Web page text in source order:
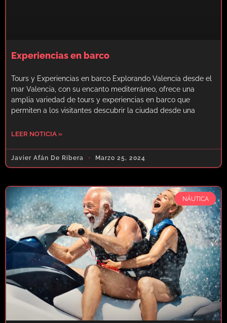
Experiencias en barco
Tours y Experiencias en barco Explorando Valencia desde el
mar Valencia, con su encanto mediterráneo, ofrece una
amplia variedad de tours y experiencias en barco que
permiten a los visitantes descubrir la ciudad desde una
LEER NOTICIA »
Javier Afán De Ribera Marzo 25, 2024
NÁUTICA